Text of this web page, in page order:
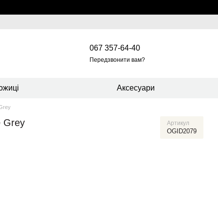
067 357-64-40
Передзвонити вам?
Аксесуари
Grey Артикул
OGID2079